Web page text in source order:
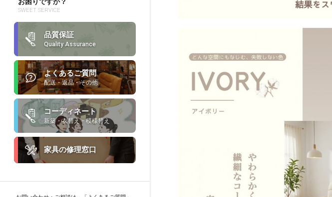
SWEET SERVICE
品質保証
Quality Assurance
よくあるご質問
配送・返品・その他
コーディネート
新築・衣替え・模様替え
家具の修理窓口